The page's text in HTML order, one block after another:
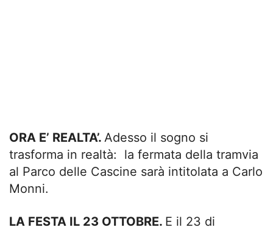
ORA E’ REALTA’. Adesso il sogno si
trasforma in realtà: la fermata della tramvia
al Parco delle Cascine sarà intitolata a Carlo
Monni.
LA FESTA IL 23 OTTOBRE. E il 23 di